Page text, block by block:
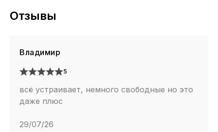
Отзывы
Владимир
5
всё устраивает, немного свободные но это
даже плюс
29/07/26